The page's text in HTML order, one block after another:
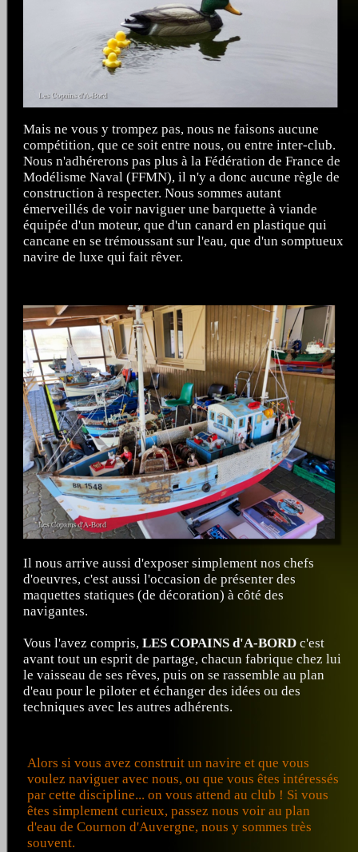
Mais ne vous y trompez pas, nous ne faisons aucune
compétition, que ce soit entre nous, ou entre inter-club.
Nous n'adhérerons pas plus à la Fédération de France de
Modélisme Naval (FFMN), il n'y a donc aucune règle de
construction à respecter. Nous sommes autant
émerveillés de voir naviguer une barquette à viande
équipée d'un moteur, que d'un canard en plastique qui
cancane en se trémoussant sur l'eau, que d'un somptueux
navire de luxe qui fait rêver.
Il nous arrive aussi d'exposer simplement nos chefs
d'oeuvres, c'est aussi l'occasion de présenter des
maquettes statiques (de décoration) à côté des
navigantes.
Vous l'avez compris, LES COPAINS d'A-BORD c'est
avant tout un esprit de partage, chacun fabrique chez lui
le vaisseau de ses rêves, puis on se rassemble au plan
d'eau pour le piloter et échanger des idées ou des
techniques avec les autres adhérents.
Alors si vous avez construit un navire et que vous
voulez naviguer avec nous, ou que vous êtes intéressés
par cette discipline... on vous attend au club ! Si vous
êtes simplement curieux, passez nous voir au plan
d'eau de Cournon d'Auvergne, nous y sommes très
souvent.